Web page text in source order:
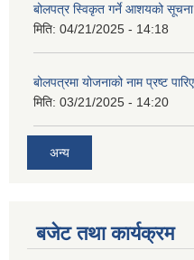
बोलपत्र स्विकृत गर्ने आशयको
मिति: 04/21/2025 - 14:18
बोलपत्रमा योजनाको नाम प्रष्ट
मिति: 03/21/2025 - 14:20
अन्य
बजेट तथा कार्यक्रम